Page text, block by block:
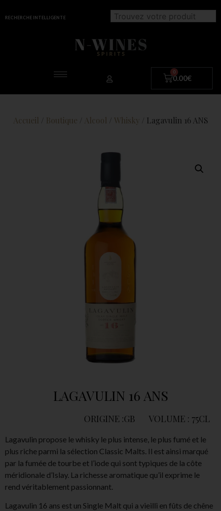
RECHERCHE INTELLIGENTE
0.00€
Accueil Boutique Alcool Whisky / Lagavulin 16 ANS
LAGAVULIN 16 ANS
ORIGINE :GB VOLUME : 75CL
Lagavulin propose le whisky le plus intense, le plus fumé et le
plus riche parmi la sélection Classic Malts. Il est ainsi marqué
par la fumée de tourbe et l’iode qui sont typiques de la côte
méridionale d’Islay. La richesse aromatique qu’il exprime le
rend véritablement passionnant.
Lagavulin 16 ans est un Single Malt qui a vieilli en fûts de chêne